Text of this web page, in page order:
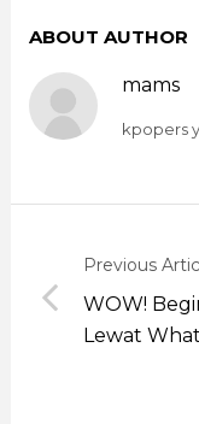
ABOUT AUTHOR
mams
kpopers
Previous
WOW!
Lewat